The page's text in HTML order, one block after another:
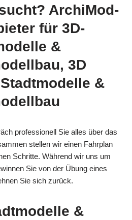
ArchiMod-
für 3D-
&
3D
&
professionell Sie alles über das
stellen wir einen Fahrplan
Schritte. Während wir uns um
Sie von der Übung eines
Sie sich zurück.
&